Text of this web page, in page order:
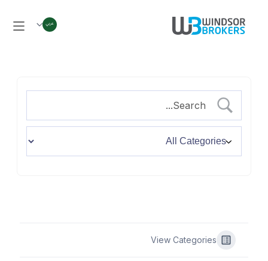
View Categories